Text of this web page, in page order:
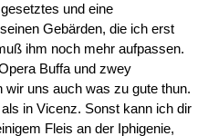
und eine
Gebärden, die ich erst
ihm noch mehr aufpassen.
Buffa und zwey
wir uns auch was zu gute thun.
in Vicenz. Sonst kann ich dir
Fleis an der Iphigenie,